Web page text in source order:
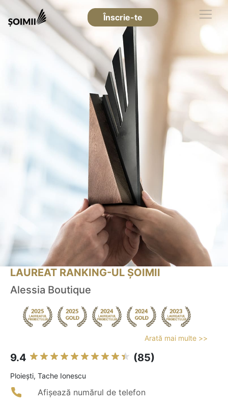
Înscrie-te
LAUREAT RANKING-UL ȘOIMII
Alessia Boutique
Arată mai multe >>
9.4 (85)
Ploieşti, Tache Ionescu
Afișează numărul de telefon